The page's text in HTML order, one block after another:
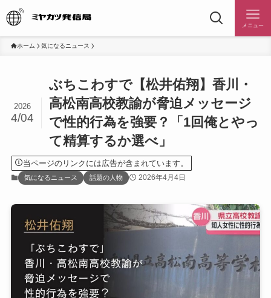
メニュー
ホーム 気になるニュース
ぶちこわすで【松井佑翔】香川・
高松南高校教諭が脅迫メッセージ
で性的行為を強要？「1回俺とやっ
て精算するか選べ」
2026
4/04
当ページのリンクには広告が含まれています。
気になるニュース 話題の人物 2026年4月4日